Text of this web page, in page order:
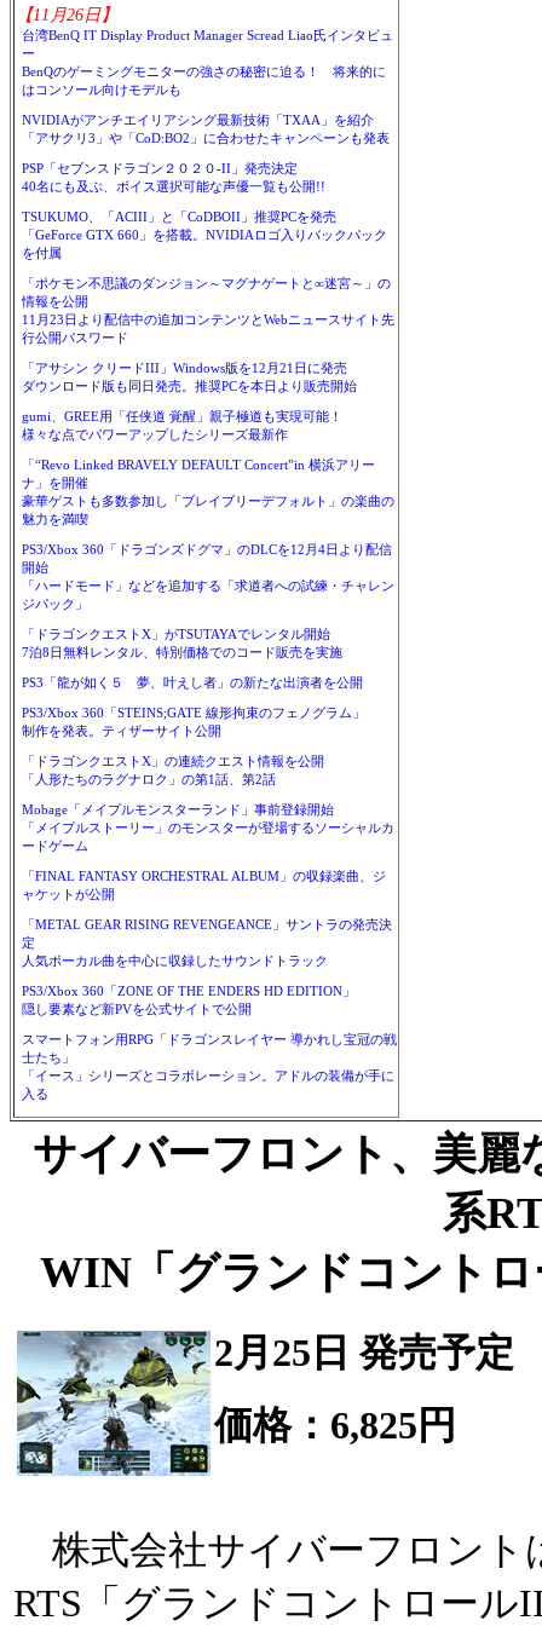
【11月26日】
台湾BenQ IT Display Product Manager Scread Liao氏インタビュ
ー
BenQのゲーミングモニターの強さの秘密に迫る！ 将来的に
はコンソール向けモデルも
NVIDIAがアンチエイリアシング最新技術「TXAA」を紹介
「アサクリ3」や「CoD:BO2」に合わせたキャンペーンも発表
PSP「セブンスドラゴン２０２０-II」発売決定
40名にも及ぶ、ボイス選択可能な声優一覧も公開!!
TSUKUMO、「ACIII」と「CoDBOII」推奨PCを発売
「GeForce GTX 660」を搭載。NVIDIAロゴ入りバックパック
を付属
「ポケモン不思議のダンジョン～マグナゲートと∞迷宮～」の
情報を公開
11月23日より配信中の追加コンテンツとWebニュースサイト先
行公開パスワード
「アサシン クリードIII」Windows版を12月21日に発売
ダウンロード版も同日発売。推奨PCを本日より販売開始
gumi、GREE用「任侠道 覚醒」親子極道も実現可能！
様々な点でパワーアップしたシリーズ最新作
「“Revo Linked BRAVELY DEFAULT Concert”in 横浜アリー
ナ」を開催
豪華ゲストも多数参加し「ブレイブリーデフォルト」の楽曲の
魅力を満喫
PS3/Xbox 360「ドラゴンズドグマ」のDLCを12月4日より配信
開始
「ハードモード」などを追加する「求道者への試練・チャレン
ジパック」
「ドラゴンクエストX」がTSUTAYAでレンタル開始
7泊8日無料レンタル、特別価格でのコード販売を実施
PS3「龍が如く５ 夢、叶えし者」の新たな出演者を公開
PS3/Xbox 360「STEINS;GATE 線形拘束のフェノグラム」
制作を発表。ティザーサイト公開
「ドラゴンクエストX」の連続クエスト情報を公開
「人形たちのラグナロク」の第1話、第2話
Mobage「メイプルモンスターランド」事前登録開始
「メイプルストーリー」のモンスターが登場するソーシャルカ
ードゲーム
「FINAL FANTASY ORCHESTRAL ALBUM」の収録楽曲、ジ
ャケットが公開
「METAL GEAR RISING REVENGEANCE」サントラの発売決
定
人気ボーカル曲を中心に収録したサウンドトラック
PS3/Xbox 360「ZONE OF THE ENDERS HD EDITION」
隠し要素など新PVを公式サイトで公開
スマートフォン用RPG「ドラゴンスレイヤー 導かれし宝冠の戦
士たち」
「イース」シリーズとコラボレーション。アドルの装備が手に
入る
サイバーフロント、美麗
系
WIN「グランドコント
2月25日 発売予定
価格：6,825円
株式会社サイバーフロント
RTS「グランドコントロール